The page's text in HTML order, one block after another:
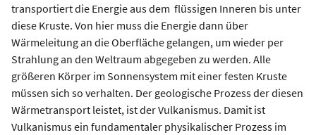
transportiert die Energie aus dem flüssigen Inneren bis unter
diese Kruste. Von hier muss die Energie dann über
Wärmeleitung an die Oberfläche gelangen, um wieder per
Strahlung an den Weltraum abgegeben zu werden. Alle
größeren Körper im Sonnensystem mit einer festen Kruste
müssen sich so verhalten. Der geologische Prozess der diesen
Wärmetransport leistet, ist der Vulkanismus. Damit ist
Vulkanismus ein fundamentaler physikalischer Prozess im